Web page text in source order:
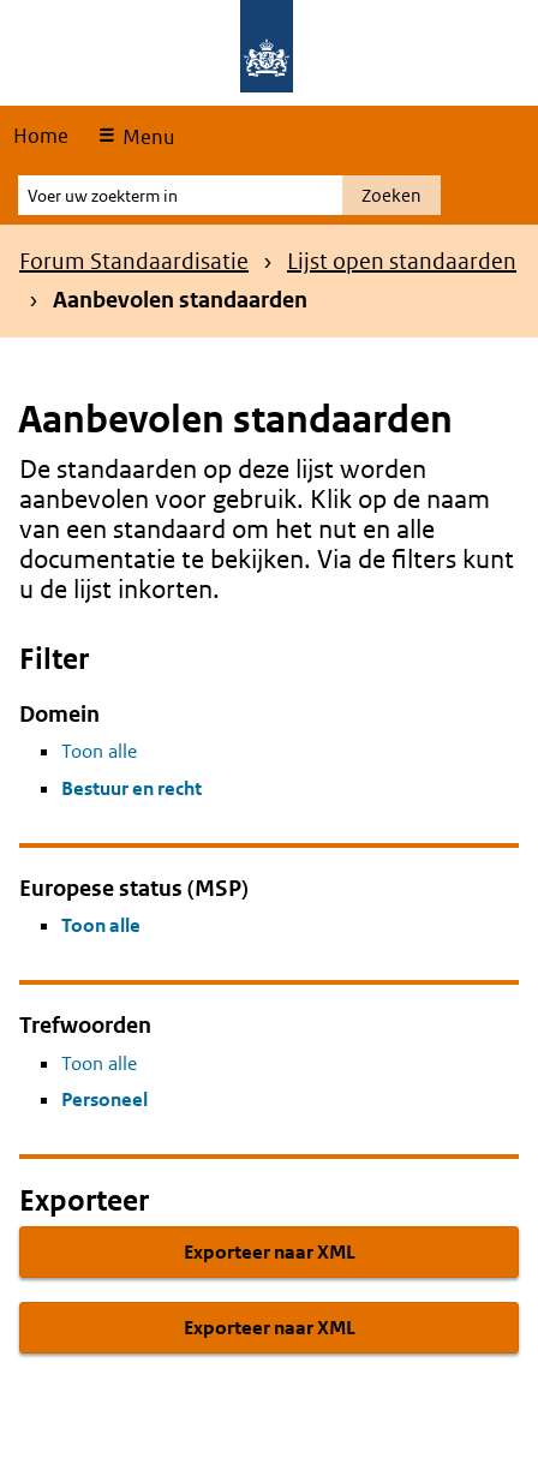
Home Menu
Voer
uw
zoekterm
Zoeken
Kruimelpad
Forum Standaardisatie
Lijst open standaarden
Aanbevolen standaarden
Aanbevolen standaarden
Content
De standaarden op deze lijst worden
aanbevolen voor gebruik. Klik op de naam
van een standaard om het nut en alle
documentatie te bekijken. Via de filters kunt
u de lijst inkorten.
Filter
Domein
Toon alle
Bestuur en recht
Europese status (MSP)
Toon alle
Trefwoorden
Toon alle
Personeel
Exporteer
Exporteer naar XML
Exporteer naar XML